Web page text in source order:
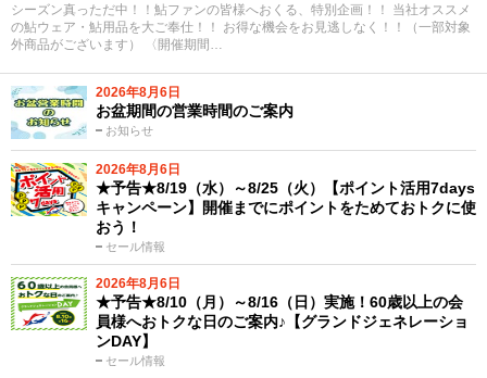
シーズン真っただ中！！鮎ファンの皆様へおくる、特別企画！！ 当社オススメ
の鮎ウェア・鮎用品を大ご奉仕！！ お得な機会をお見逃しなく！！（一部対象
外商品がございます） 〈開催期間…
2026年8月6日
お知らせ
お盆期間の営業時間のご案内
2026年8月6日
セール情報
★予告★8/19（水）～8/25（火）【ポイント活用7days
キャンペーン】開催までにポイントをためておトクに使
おう！
2026年8月6日
セール情報
★予告★8/10（月）～8/16（日）実施！60歳以上の会
員様へおトクな日のご案内♪【グランドジェネレーショ
ンDAY】